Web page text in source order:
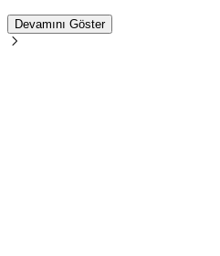
Devamını Göster